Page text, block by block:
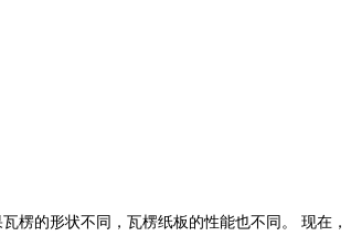
瓦楞的形状不同，瓦楞纸板的性能也不同。 现在，